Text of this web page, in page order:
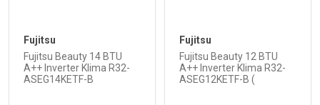
Fujitsu
Fujitsu Beauty 14 BTU
A++ Inverter Klima R32-
ASEG14KETF-B
Fujitsu
Fujitsu Beauty 12 BTU
A++ Inverter Klima R32-
ASEG12KETF-B (